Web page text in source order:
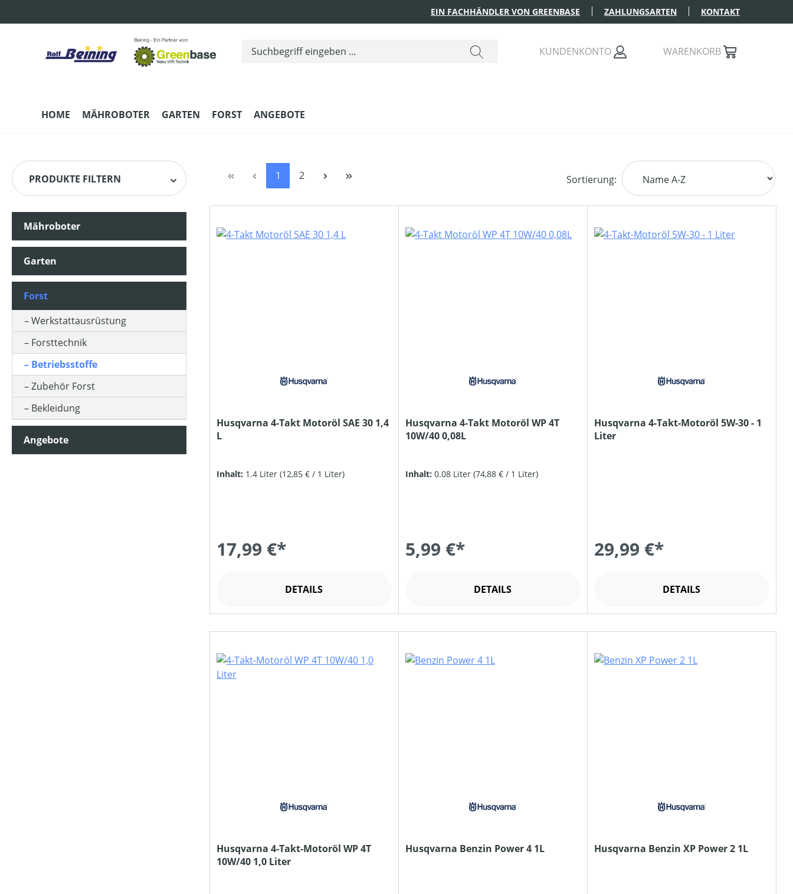
EIN FACHHÄNDLER VON GREENBASE ZAHLUNGSARTEN KONTAKT
KUNDENKONTO WARENKORB
HOME MÄHROBOTER GARTEN FORST ANGEBOTE
PRODUKTE FILTERN
HERSTELLER
PACKUNGSGRÖSSE (IN KG)
PREIS
Mähroboter
Garten
Forst
Werkstattausrüstung
Forsttechnik
Betriebsstoffe
Zubehör Forst
Bekleidung
Angebote
Seite
1 Seite
2 Sortierung:
Husqvarna 4-Takt Motoröl SAE 30 1,4
L
Inhalt: 1.4 Liter (12,85 € / 1 Liter)
17,99 €*
DETAILS
Husqvarna 4-Takt Motoröl WP 4T
10W/40 0,08L
Inhalt: 0.08 Liter (74,88 € / 1 Liter)
5,99 €*
DETAILS
Husqvarna 4-Takt-Motoröl 5W-30 - 1
Liter
29,99 €*
DETAILS
Husqvarna 4-Takt-Motoröl WP 4T
10W/40 1,0 Liter
Husqvarna Benzin Power 4 1L Husqvarna Benzin XP Power 2 1L